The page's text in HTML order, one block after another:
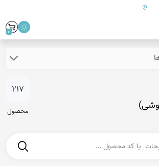
ایران - فارس - کازرون
0
217
محصول